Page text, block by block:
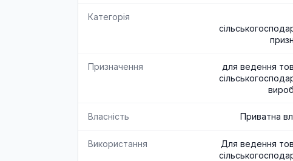
Категорія
Призначення
для ведення
Власність Приватна
Використання
Для ведення